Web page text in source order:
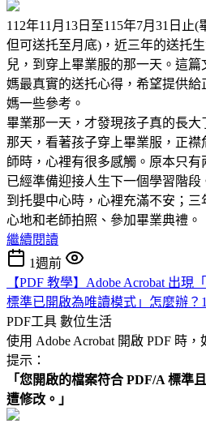
112年11月13日至115年7月31日止(
但可送托至月底)，近三年的送托
兒，到穿上畢業服的那一天。這
媽最真實的送托心得，希望提供
媽一些參考。
畢業那一天，才發現孩子真的長
那天，看著孩子穿上畢業服，正
師時，心裡有很多感觸。原本只
已經準備迎接人生下一個學習階
到托嬰中心時，心裡充滿不安；
心地和老師拍照、參加畢業典禮。
繼續閱讀
1週前
【PDF 教學】Adobe Acrobat 出現
標準已開啟為唯讀模式」怎麼辦？
PDF工具 數位生活
使用 Adobe Acrobat 開啟 PDF 時
提示：
「您開啟的檔案符合 PDF/A 標準
遭修改。」